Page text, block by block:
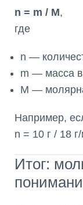
n = m / M,
где
n —
m — масса
M —
Например,
n = 10 г / 18
Итог: